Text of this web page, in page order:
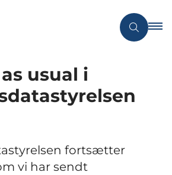
usual i
fortsætter
vi har sendt